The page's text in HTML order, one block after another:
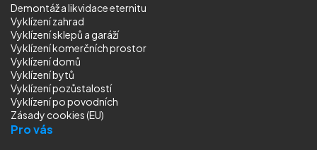
Demontáž a likvidace eternitu
Vyklízení zahrad
Vyklízení sklepů a garáží
Vyklízení komerčních prostor
Vyklízení domů
Vyklízení bytů
Vyklízení pozůstalostí
Vyklízenípo povodních
Zásady cookies (EU)
Pro vás